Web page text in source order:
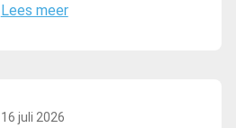
Lees meer
16 juli 2026